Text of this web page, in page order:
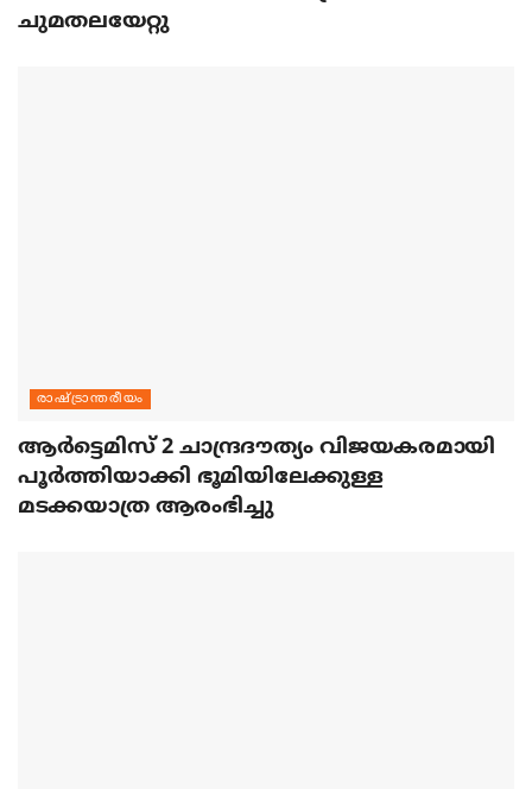
ചുമതലയേറ്റു
രാഷ്ട്രാന്തരീയം
ആര്‍ട്ടെമിസ് 2 ചാന്ദ്രദൗത്യം വിജയകരമായി
പൂര്‍ത്തിയാക്കി ഭൂമിയിലേക്കുള്ള
മടക്കയാത്ര ആരംഭിച്ചു